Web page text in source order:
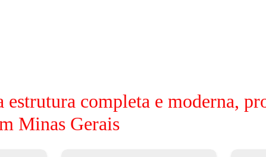
estrutura completa e moderna,
Minas Gerais